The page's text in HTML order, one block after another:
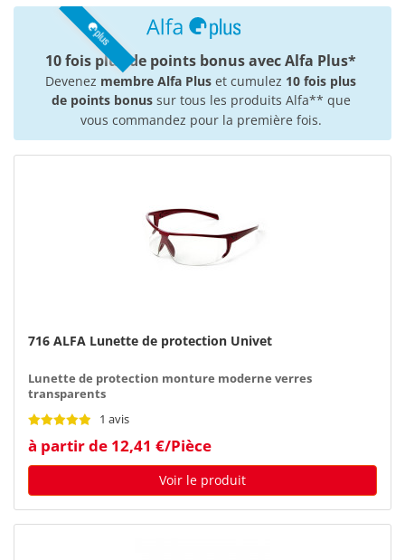
10 fois plus de points bonus avec Alfa Plus*
Devenez membre Alfa Plus et cumulez 10 fois plus
de points bonussur tous les produits Alfa** que
vous commandez pour la première fois.
716 ALFA Lunette de protection Univet
Lunette de protection monture moderne verres
transparents
1 avis
à partir de 12,41 €/Pièce
Voir le produit